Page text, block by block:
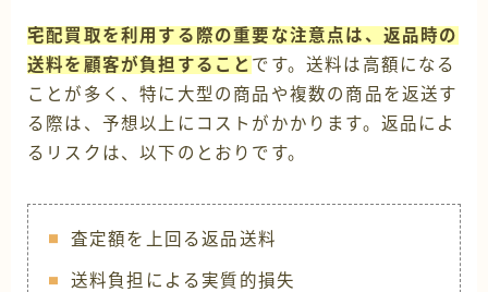
宅配買取を利用する際の重要な注意点は、返品時の
送料を顧客が負担すること です。送料は高額になる
ことが多く、特に大型の商品や複数の商品を返送す
る際は、予想以上にコストがかかります。返品によ
るリスクは、以下のとおりです。
査定額を上回る返品送料
送料負担による実質的損失